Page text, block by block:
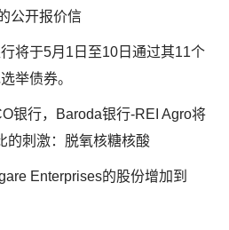
公开报价信
将于5月1日至10日通过其11个
举债券。
银行，Baroda银行-REI Agro将
的刺激：脱氧核糖核酸
Enterprises的股份增加到